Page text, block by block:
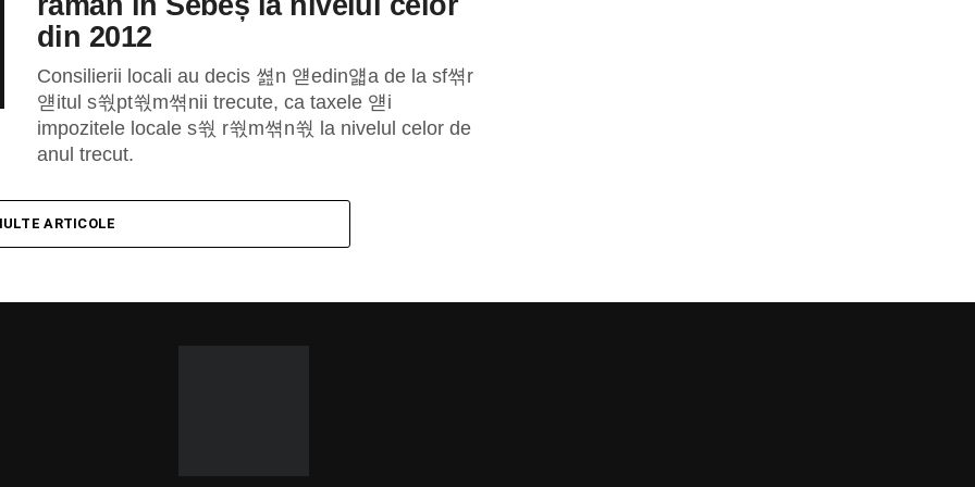
din 2012
Consilierii locali au decis 쎮n 얟edin얣a de la sf쎢r
얟itul s쒃pt쒃m쎢nii trecute, ca taxele 얟i
impozitele locale s쒃 r쒃m쎢n쒃 la nivelul celor de
anul trecut.
ARTICOLE